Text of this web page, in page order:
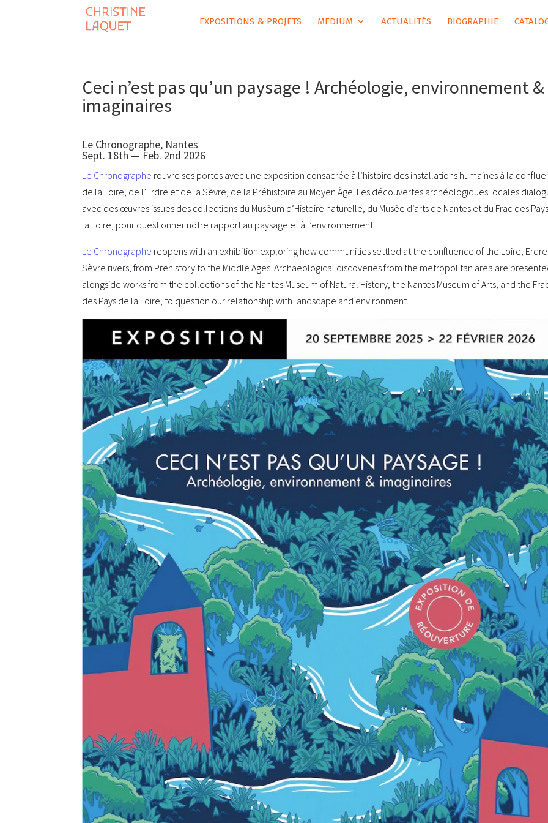
EXPOSITIONS & PROJETS MEDIUM ACTUALITÉS BIOGRAPHIE
Ceci n’est pas qu’un paysage ! Archéologie, environnement &
imaginaires
Le Chronographe, Nantes
Sept. 18th — Feb. 2nd 2026
Le Chronographe rouvre ses portes avec une exposition consacrée à l’histoire des installations humaines à la
de la Loire, de l’Erdre et de la Sèvre, de la Préhistoire au Moyen Âge. Les découvertes archéologiques locales
avec des œuvres issues des collections du Muséum d’Histoire naturelle, du Musée d’arts de Nantes et du Frac des
la Loire, pour questionner notre rapport au paysage et à l’environnement.
Le Chronographe reopens with an exhibition exploring how communities settled at the confluence of the Loire,
Sèvre rivers, from Prehistory to the Middle Ages. Archaeological discoveries from the metropolitan area are
alongside works from the collections of the Nantes Museum of Natural History, the Nantes Museum of Arts, and the
des Pays de la Loire, to question our relationship with landscape and environment.